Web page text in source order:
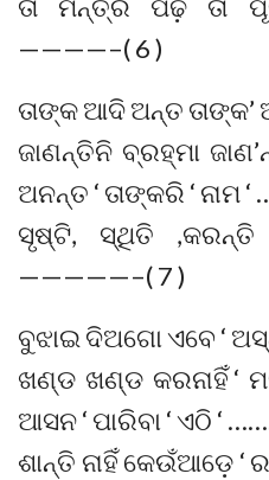
ତା ମନ୍ତ୍ର ପଢ଼ି ତା
————–( 6 )
ତାଙ୍କ ଆଦି ଅନ୍ତ ତାଙ୍କ’
ଜାଣନ୍ତିନି ବ୍ରହ୍ମା
ଅନନ୍ତ ‘ ତାଙ୍କରି ‘ ନାମ ‘
ସୃଷ୍ଟି, ସ୍ଥିତି ,କରନ୍ତି
—————–( 7 )
ବୁଝାଇ ଦିଅଗୋ ଏବେ ‘
ଖଣ୍ଡ ଖଣ୍ଡ କରନାହିଁ ‘
ଆସନ ‘ ପାରିବା ‘ ଏଠି ‘
ଶାନ୍ତି ନାହିଁ କେଉଁଆଡ଼େ ‘